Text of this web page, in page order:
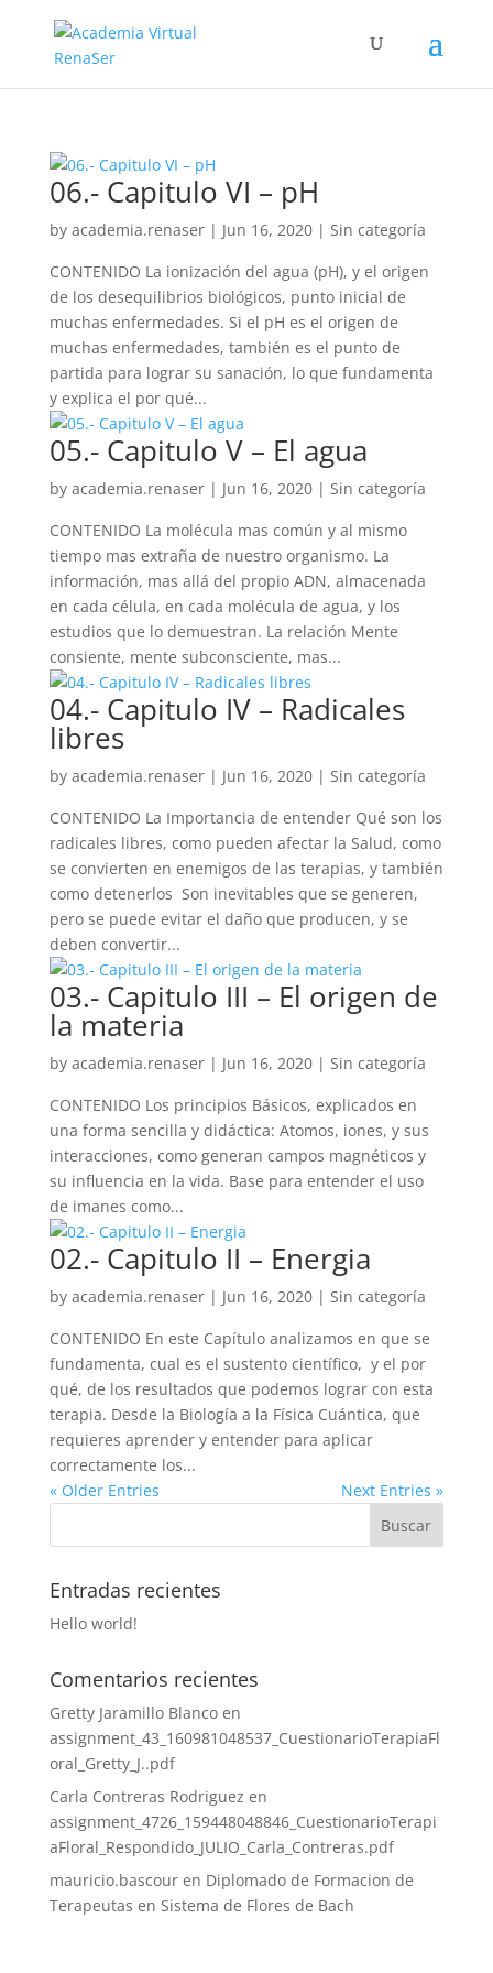
06.- Capitulo VI – pH
by academia.renaser| Jun 16, 2020| Sin categoría
CONTENIDO La ionización del agua (pH), y el origen
de los desequilibrios biológicos, punto inicial de
muchas enfermedades. Si el pH es el origen de
muchas enfermedades, también es el punto de
partida para lograr su sanación, lo que fundamenta
y explica el por qué...
05.- Capitulo V – El agua
by academia.renaser| Jun 16, 2020| Sin categoría
CONTENIDO La molécula mas común y al mismo
tiempo mas extraña de nuestro organismo. La
información, mas allá del propio ADN, almacenada
en cada célula, en cada molécula de agua, y los
estudios que lo demuestran. La relación Mente
consiente, mente subconsciente, mas...
04.- Capitulo IV – Radicales
libres
by academia.renaser| Jun 16, 2020| Sin categoría
CONTENIDO La Importancia de entender Qué son los
radicales libres, como pueden afectar la Salud, como
se convierten en enemigos de las terapias, y también
como detenerlos Son inevitables que se generen,
pero se puede evitar el daño que producen, y se
deben convertir...
03.- Capitulo III – El origen de
la materia
by academia.renaser| Jun 16, 2020| Sin categoría
CONTENIDO Los principios Básicos, explicados en
una forma sencilla y didáctica: Atomos, iones, y sus
interacciones, como generan campos magnéticos y
su influencia en la vida. Base para entender el uso
de imanes como...
02.- Capitulo II – Energia
by academia.renaser| Jun 16, 2020| Sin categoría
CONTENIDO En este Capítulo analizamos en que se
fundamenta, cual es el sustento científico, y el por
qué, de los resultados que podemos lograr con esta
terapia. Desde la Biología a la Física Cuántica, que
requieres aprender y entender para aplicar
correctamente los...
« Older Entries
Next Entries »
Entradas recientes
Hello world!
Comentarios recientes
Gretty Jaramillo Blancoen
assignment_43_160981048537_CuestionarioTerapiaFl
oral_Gretty_J..pdf
Carla Contreras Rodriguez en
assignment_4726_159448048846_CuestionarioTerapi
aFloral_Respondido_JULIO_Carla_Contreras.pdf
mauricio.bascouren Diplomado de Formacion de
Terapeutas en Sistema de Flores de Bach